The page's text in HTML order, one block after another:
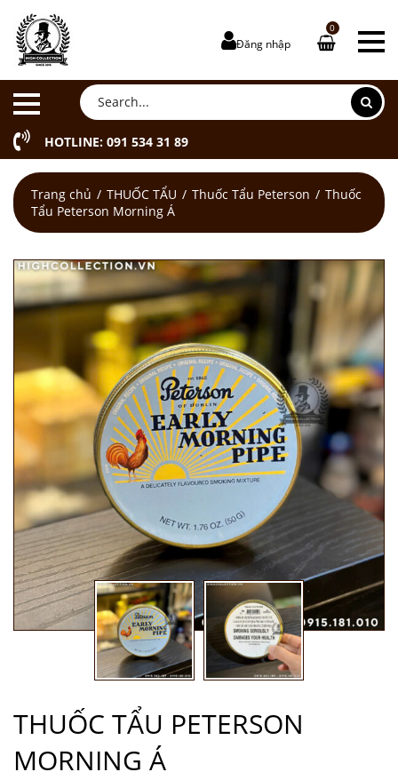
Đăng nhập
0
HOTLINE: 091 534 31 89
Trang chủ THUỐC TẨU Thuốc Tẩu Peterson
Thuốc
Tẩu Peterson Morning Á
THUỐC TẨU PETERSON
MORNING Á